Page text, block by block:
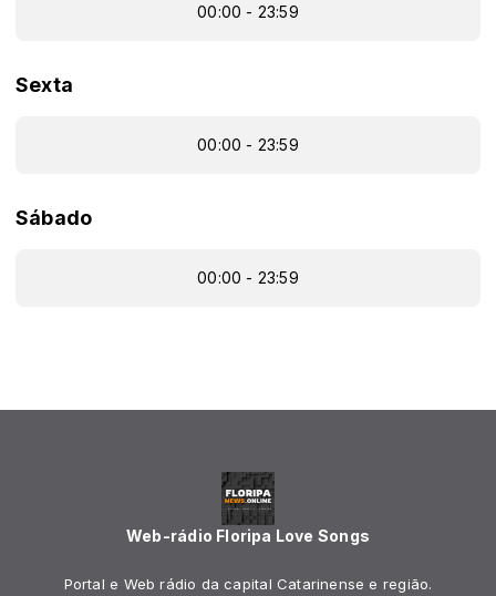
00:00 - 23:59
Sexta
00:00 - 23:59
Sábado
00:00 - 23:59
Web-rádio Floripa Love Songs
Portal e Web rádio da capital Catarinense e região.